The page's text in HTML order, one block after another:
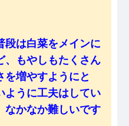
段は白菜をメインに
、もやしもたくさん
を増やすようにと
ように工夫はしてい
なかなか難しいです